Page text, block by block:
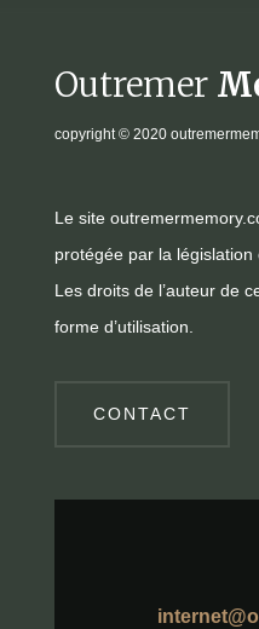
Outremer
copyright © 2020
Le site
protégée par la législation
Les droits de l’auteur de
forme d’utilisation.
CONTACT